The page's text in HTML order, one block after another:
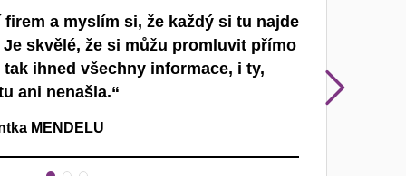
a myslím si, že každý si tu najde
skvělé, že si můžu promluvit přímo
ihned všechny informace, i ty,
ani nenašla.“
MENDELU
obor,
existuje